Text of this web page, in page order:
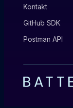
Kontakt
GitHub SDK
Postman API